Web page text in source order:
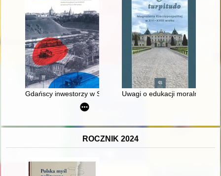
Gdańscy inwestorzy w Sopocie : prestiż finansowy i
Uwagi o edukacji moralnej
ROCZNIK 2024